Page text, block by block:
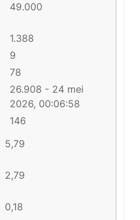
49.000
1.388
9
78
26.908 - 24 mei
2026, 00:06:58
146
5,79
2,79
0,18